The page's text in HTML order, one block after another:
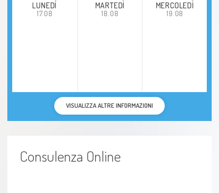
LUNEDÍ
17.08
MARTEDÌ
18.08
MERCOLEDÌ
19.08
VISUALIZZA ALTRE INFORMAZIONI
Consulenza Online